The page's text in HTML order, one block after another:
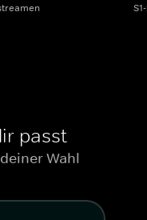
passt
Wahl